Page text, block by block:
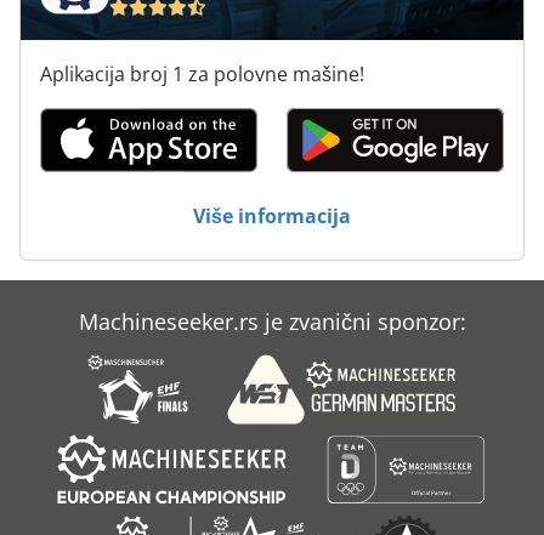
Aplikacija broj 1 za polovne mašine!
Više informacija
Machineseeker.rs je zvanični sponzor: